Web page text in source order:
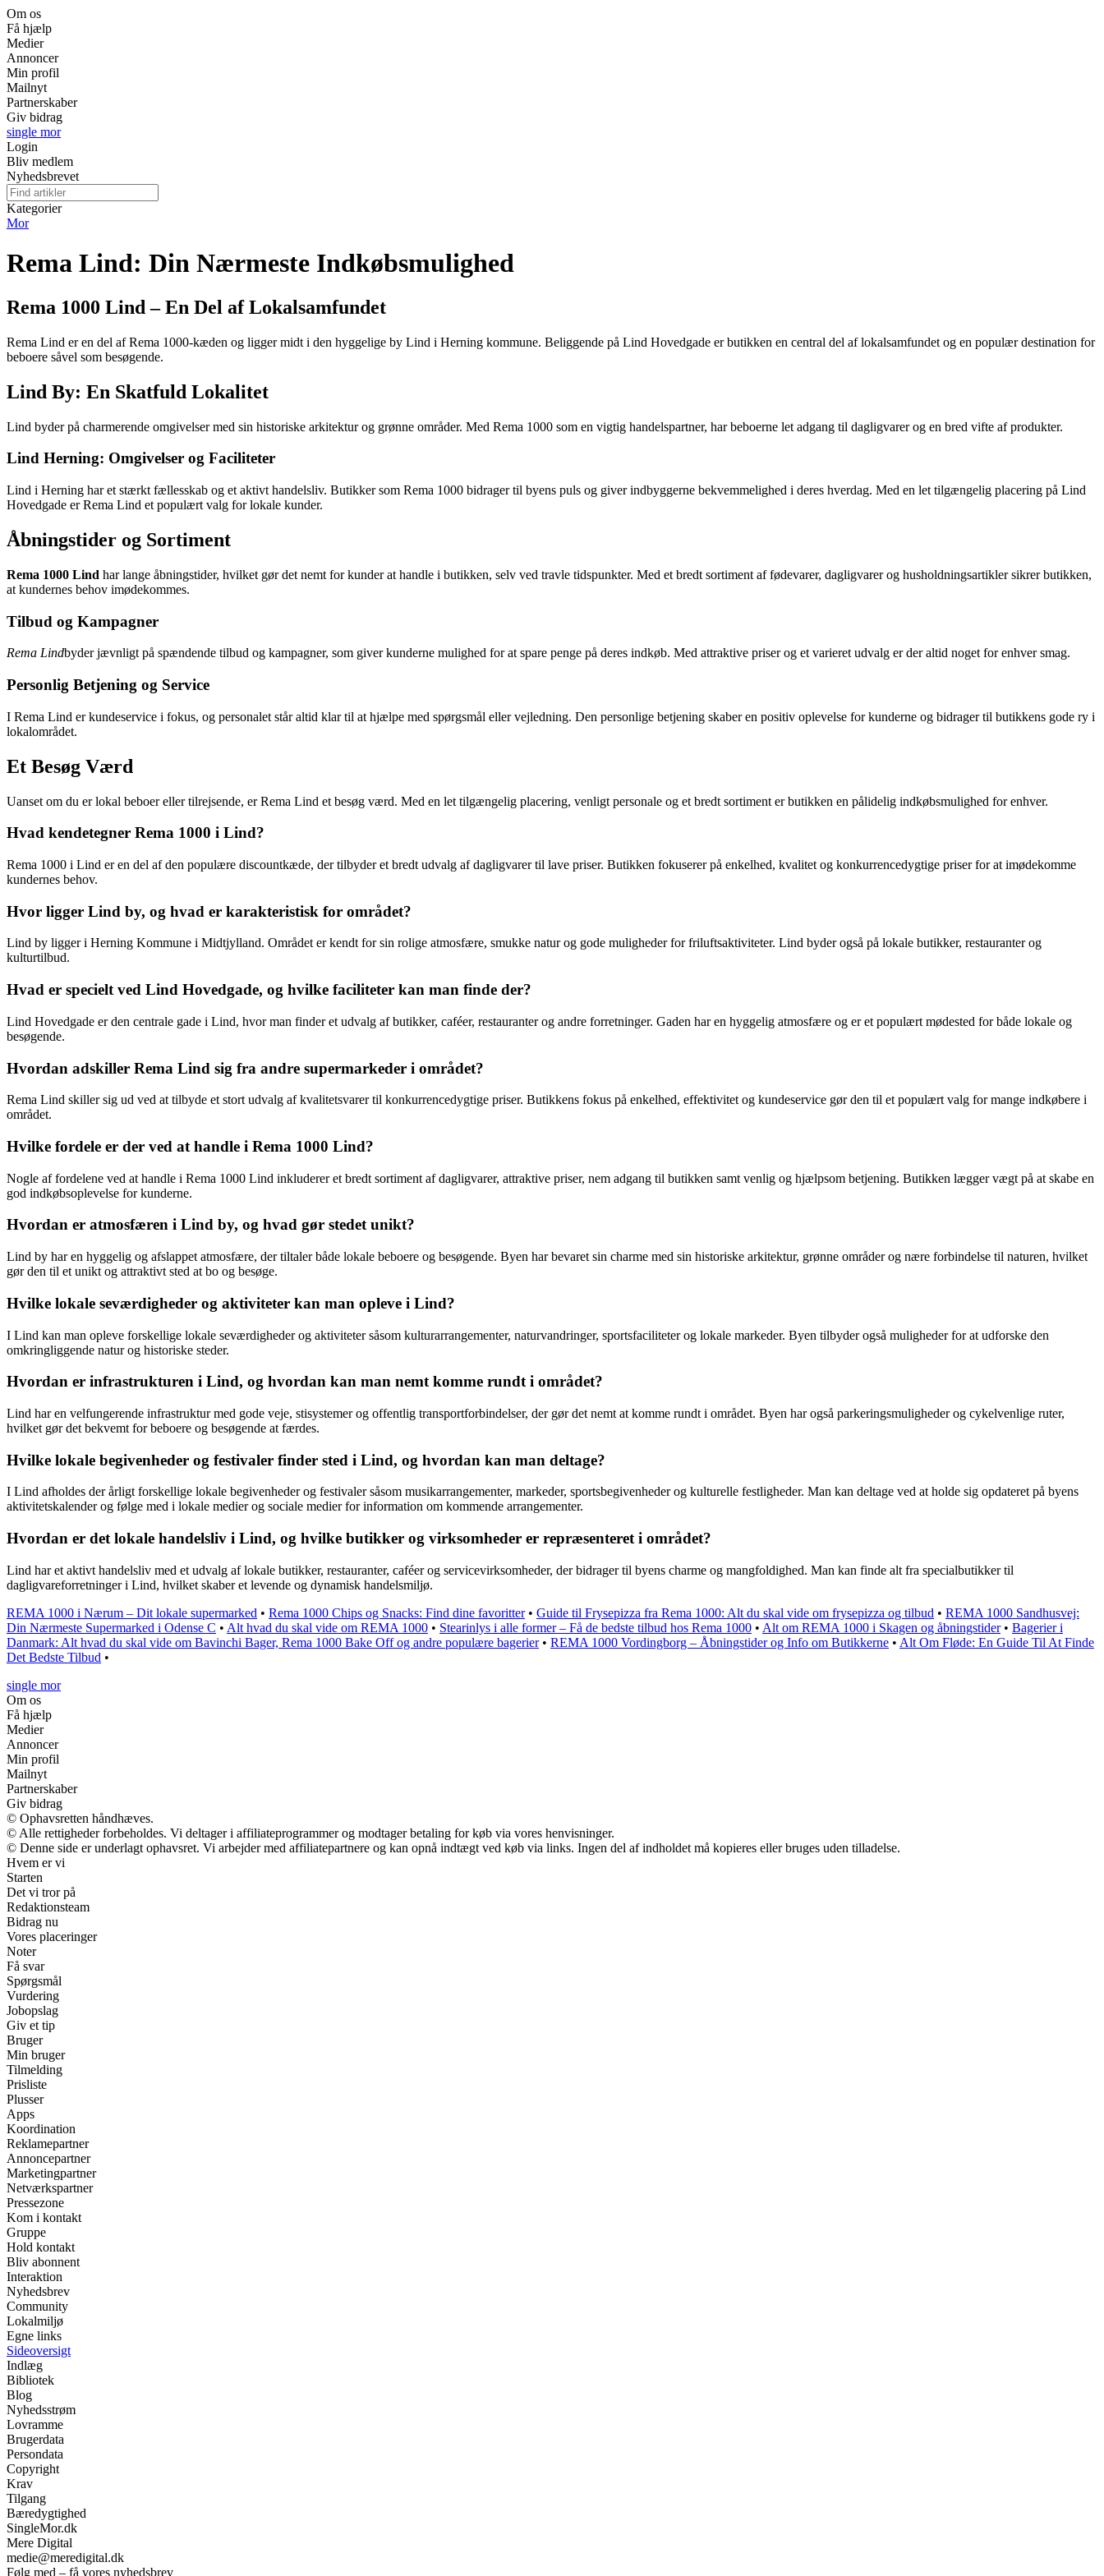
Om os
Få hjælp
Medier
Annoncer
Min profil
Mailnyt
Partnerskaber
Giv bidrag
single mor
Login
Bliv medlem
Nyhedsbrevet
Kategorier
Mor
Rema Lind: Din Nærmeste Indkøbsmulighed
Rema 1000 Lind – En Del af Lokalsamfundet
Rema Lind er en del af Rema 1000-kæden og ligger midt i den hyggelige by Lind i Herning kommune. Beliggende på Lind Hovedgade er butikken en central del af lokalsamfundet og en populær destination for
beboere såvel som besøgende.
Lind By: En Skatfuld Lokalitet
Lind byder på charmerende omgivelser med sin historiske arkitektur og grønne områder. Med Rema 1000 som en vigtig handelspartner, har beboerne let adgang til dagligvarer og en bred vifte af produkter.
Lind Herning: Omgivelser og Faciliteter
Lind i Herning har et stærkt fællesskab og et aktivt handelsliv. Butikker som Rema 1000 bidrager til byens puls og giver indbyggerne bekvemmelighed i deres hverdag. Med en let tilgængelig placering på Lind
Hovedgade er Rema Lind et populært valg for lokale kunder.
Åbningstider og Sortiment
Rema 1000 Lind har lange åbningstider, hvilket gør det nemt for kunder at handle i butikken, selv ved travle tidspunkter. Med et bredt sortiment af fødevarer, dagligvarer og husholdningsartikler sikrer butikken,
at kundernes behov imødekommes.
Tilbud og Kampagner
Rema Lindbyder jævnligt på spændende tilbud og kampagner, som giver kunderne mulighed for at spare penge på deres indkøb. Med attraktive priser og et varieret udvalg er der altid noget for enhver smag.
Personlig Betjening og Service
I Rema Lind er kundeservice i fokus, og personalet står altid klar til at hjælpe med spørgsmål eller vejledning. Den personlige betjening skaber en positiv oplevelse for kunderne og bidrager til butikkens gode ry i
lokalområdet.
Et Besøg Værd
Uanset om du er lokal beboer eller tilrejsende, er Rema Lind et besøg værd. Med en let tilgængelig placering, venligt personale og et bredt sortiment er butikken en pålidelig indkøbsmulighed for enhver.
Hvad kendetegner Rema 1000 i Lind?
Rema 1000 i Lind er en del af den populære discountkæde, der tilbyder et bredt udvalg af dagligvarer til lave priser. Butikken fokuserer på enkelhed, kvalitet og konkurrencedygtige priser for at imødekomme
kundernes behov.
Hvor ligger Lind by, og hvad er karakteristisk for området?
Lind by ligger i Herning Kommune i Midtjylland. Området er kendt for sin rolige atmosfære, smukke natur og gode muligheder for friluftsaktiviteter. Lind byder også på lokale butikker, restauranter og
kulturtilbud.
Hvad er specielt ved Lind Hovedgade, og hvilke faciliteter kan man finde der?
Lind Hovedgade er den centrale gade i Lind, hvor man finder et udvalg af butikker, caféer, restauranter og andre forretninger. Gaden har en hyggelig atmosfære og er et populært mødested for både lokale og
besøgende.
Hvordan adskiller Rema Lind sig fra andre supermarkeder i området?
Rema Lind skiller sig ud ved at tilbyde et stort udvalg af kvalitetsvarer til konkurrencedygtige priser. Butikkens fokus på enkelhed, effektivitet og kundeservice gør den til et populært valg for mange indkøbere i
området.
Hvilke fordele er der ved at handle i Rema 1000 Lind?
Nogle af fordelene ved at handle i Rema 1000 Lind inkluderer et bredt sortiment af dagligvarer, attraktive priser, nem adgang til butikken samt venlig og hjælpsom betjening. Butikken lægger vægt på at skabe en
god indkøbsoplevelse for kunderne.
Hvordan er atmosfæren i Lind by, og hvad gør stedet unikt?
Lind by har en hyggelig og afslappet atmosfære, der tiltaler både lokale beboere og besøgende. Byen har bevaret sin charme med sin historiske arkitektur, grønne områder og nære forbindelse til naturen, hvilket
gør den til et unikt og attraktivt sted at bo og besøge.
Hvilke lokale seværdigheder og aktiviteter kan man opleve i Lind?
I Lind kan man opleve forskellige lokale seværdigheder og aktiviteter såsom kulturarrangementer, naturvandringer, sportsfaciliteter og lokale markeder. Byen tilbyder også muligheder for at udforske den
omkringliggende natur og historiske steder.
Hvordan er infrastrukturen i Lind, og hvordan kan man nemt komme rundt i området?
Lind har en velfungerende infrastruktur med gode veje, stisystemer og offentlig transportforbindelser, der gør det nemt at komme rundt i området. Byen har også parkeringsmuligheder og cykelvenlige ruter,
hvilket gør det bekvemt for beboere og besøgende at færdes.
Hvilke lokale begivenheder og festivaler finder sted i Lind, og hvordan kan man deltage?
I Lind afholdes der årligt forskellige lokale begivenheder og festivaler såsom musikarrangementer, markeder, sportsbegivenheder og kulturelle festligheder. Man kan deltage ved at holde sig opdateret på byens
aktivitetskalender og følge med i lokale medier og sociale medier for information om kommende arrangementer.
Hvordan er det lokale handelsliv i Lind, og hvilke butikker og virksomheder er repræsenteret i området?
Lind har et aktivt handelsliv med et udvalg af lokale butikker, restauranter, caféer og servicevirksomheder, der bidrager til byens charme og mangfoldighed. Man kan finde alt fra specialbutikker til
dagligvareforretninger i Lind, hvilket skaber et levende og dynamisk handelsmiljø.
REMA 1000 i Nærum – Dit lokale supermarked • Rema 1000 Chips og Snacks: Find dine favoritter• Guide til Frysepizza fra Rema 1000: Alt du skal vide om frysepizza og tilbud • REMA 1000 Sandhusvej:
Din Nærmeste Supermarked i Odense C • Alt hvad du skal vide om REMA 1000 • Stearinlys i alle former – Få de bedste tilbud hos Rema 1000 • Alt om REMA 1000 i Skagen og åbningstider• Bagerier i
Danmark: Alt hvad du skal vide om Bavinchi Bager, Rema 1000 Bake Off og andre populære bagerier• REMA 1000 Vordingborg – Åbningstider og Info om Butikkerne • Alt Om Fløde: En Guide Til At Finde
Det Bedste Tilbud •
single mor
Om os
Få hjælp
Medier
Annoncer
Min profil
Mailnyt
Partnerskaber
Giv bidrag
© Ophavsretten håndhæves.
© Alle rettigheder forbeholdes. Vi deltager i affiliateprogrammer og modtager betaling for køb via vores henvisninger.
© Denne side er underlagt ophavsret. Vi arbejder med affiliatepartnere og kan opnå indtægt ved køb via links. Ingen del af indholdet må kopieres eller bruges uden tilladelse.
Hvem er vi
Starten
Det vi tror på
Redaktionsteam
Bidrag nu
Vores placeringer
Noter
Få svar
Spørgsmål
Vurdering
Jobopslag
Giv et tip
Bruger
Min bruger
Tilmelding
Prisliste
Plusser
Apps
Koordination
Reklamepartner
Annoncepartner
Marketingpartner
Netværkspartner
Pressezone
Kom i kontakt
Gruppe
Hold kontakt
Bliv abonnent
Interaktion
Nyhedsbrev
Community
Lokalmiljø
Egne links
Sideoversigt
Indlæg
Bibliotek
Blog
Nyhedsstrøm
Lovramme
Brugerdata
Persondata
Copyright
Krav
Tilgang
Bæredygtighed
SingleMor.dk
Mere Digital
medie@meredigital.dk
Følg med – få vores nyhedsbrev